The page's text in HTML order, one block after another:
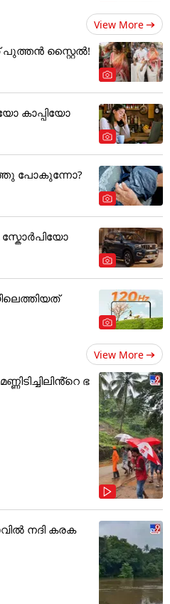
View More
പുത്തൻ സ്റ്റൈൽ!
കാപ്പിയോ
പോകുന്നോ?
View More
ഭ
നദി കരക